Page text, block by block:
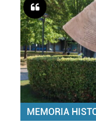
MEMORIA